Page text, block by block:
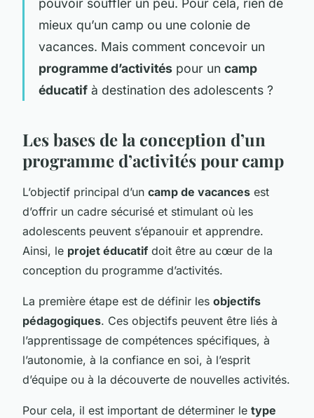
pouvoir souffler un peu. Pour cela, rien de
mieux qu’un camp ou une colonie de
vacances. Mais comment concevoir un
programme d’activités pour un camp
éducatif à destination des adolescents ?
Les bases de la conception d’un
programme d’activités pour camp
L’objectif principal d’un camp de vacances est
d’offrir un cadre sécurisé et stimulant où les
adolescents peuvent s’épanouir et apprendre.
Ainsi, le projet éducatif doit être au cœur de la
conception du programme d’activités.
La première étape est de définir les objectifs
pédagogiques. Ces objectifs peuvent être liés à
l’apprentissage de compétences spécifiques, à
l’autonomie, à la confiance en soi, à l’esprit
d’équipe ou à la découverte de nouvelles activités.
Pour cela, il est important de déterminer le type